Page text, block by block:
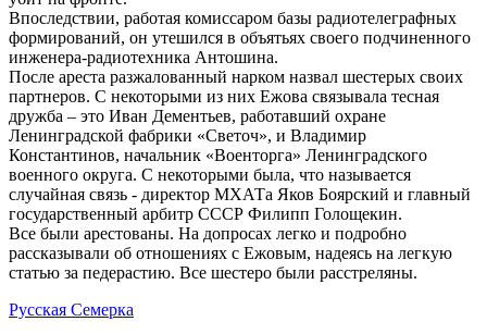
Впоследствии, работая комиссаром базы радиотелеграфных
формирований, он утешился в объятьях своего подчиненного
инженера-радиотехника Антошина.
После ареста разжалованный нарком назвал шестерых своих
партнеров. С некоторыми из них Ежова связывала тесная
дружба – это Иван Дементьев, работавший охране
Ленинградской фабрики «Светоч», и Владимир
Константинов, начальник «Военторга» Ленинградского
военного округа. С некоторыми была, что называется
случайная связь - директор МХАТа Яков Боярский и главный
государственный арбитр СССР Филипп Голощекин.
Все были арестованы. На допросах легко и подробно
рассказывали об отношениях с Ежовым, надеясь на легкую
статью за педерастию. Все шестеро были расстреляны.
Русская Семерка